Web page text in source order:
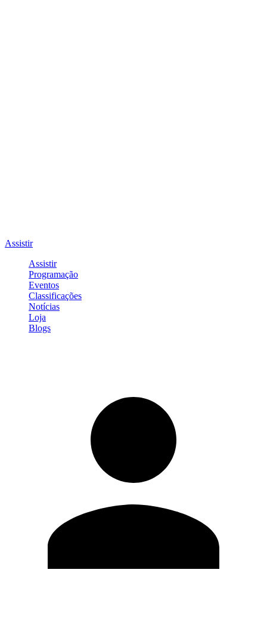
Assistir
Assistir
Programação
Eventos
Classificações
Notícias
Loja
Blogs